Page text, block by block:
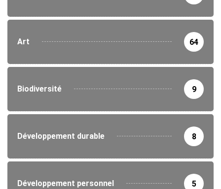
Art 64
Biodiversité 9
Développement durable 8
Développement personnel 5